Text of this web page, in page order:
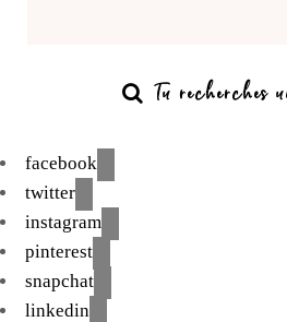
facebook
twitter
instagram
pinterest
snapchat
linkedin